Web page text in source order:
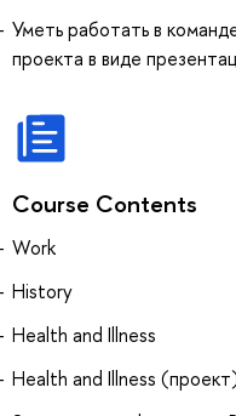
Уметь работать в
проекта в виде
Course Contents
Work
History
Health and Illness
Health and Illness